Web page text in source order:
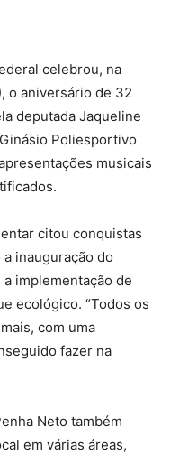
celebrou, na
o aniversário de 32
deputada Jaqueline
Poliesportivo
musicais
citou conquistas
inauguração do
implementação de
ecológico. “Todos os
com uma
fazer na
Neto também
em várias áreas,